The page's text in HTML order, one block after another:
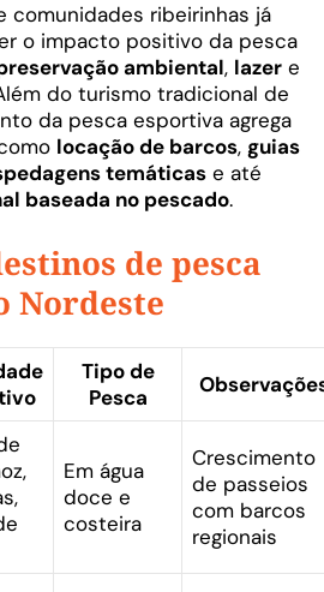
comunidades ribeirinhas já
o impacto positivo da pesca
ambiental, lazer e
do turismo tradicional de
da pesca esportiva agrega
locação de barcos, guias
temáticas e até
baseada no pescado.
de pesca
Nordeste
Tipo de
Pesca
Em água
doce e
costeira
Crescimento
de passeios
com barcos
regionais